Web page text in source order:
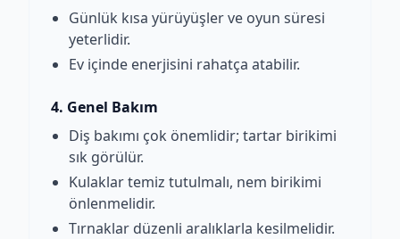
Günlük kısa yürüyüşler ve oyun süresi
yeterlidir.
Ev içinde enerjisini rahatça atabilir.
4. Genel Bakım
Diş bakımı çok önemlidir; tartar birikimi
sık görülür.
Kulaklar temiz tutulmalı, nem birikimi
önlenmelidir.
Tırnaklar düzenli aralıklarla kesilmelidir.